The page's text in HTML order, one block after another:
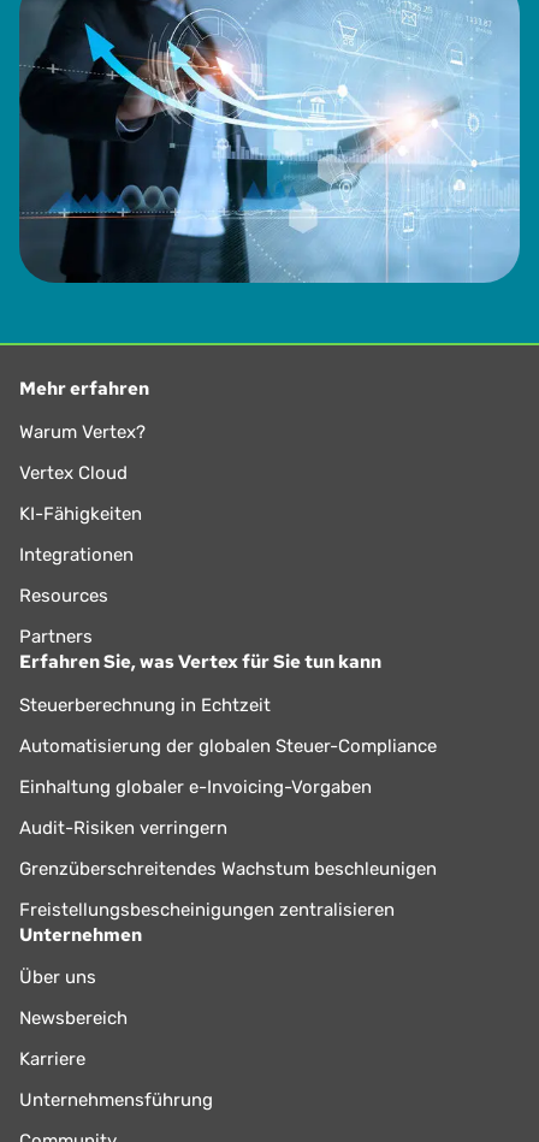
Mehr erfahren
Warum Vertex?
Vertex Cloud
KI-Fähigkeiten
Integrationen
Resources
Partners
Erfahren Sie, was Vertex für Sie tun kann
Steuerberechnung in Echtzeit
Automatisierung der globalen Steuer-Compliance
Einhaltung globaler e-Invoicing-Vorgaben
Audit-Risiken verringern
Grenzüberschreitendes Wachstum beschleunigen
Freistellungsbescheinigungen zentralisieren
Unternehmen
Über uns
Newsbereich
Karriere
Unternehmensführung